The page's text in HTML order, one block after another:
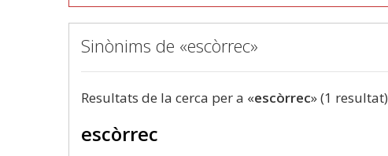
Sinònims de «escòrrec»
Resultats de la cerca per a «escòrrec» (1 resultat)
escòrrec